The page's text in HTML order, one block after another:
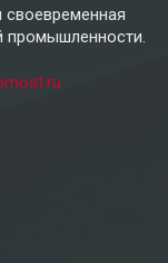
своевременная